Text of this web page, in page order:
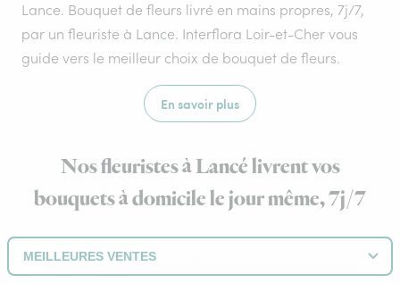
Lance. Bouquet de fleurs livré en mains propres, 7j/7,
par un fleuriste à Lance. Interflora Loir-et-Cher vous
guide vers le meilleur choix de bouquet de fleurs.
En savoir plus
Nos fleuristes à Lancé livrent vos
bouquets à domicile le jour même, 7j/7